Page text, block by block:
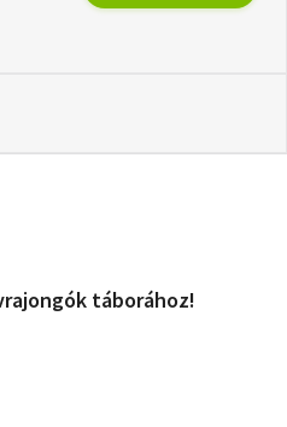
táborához!